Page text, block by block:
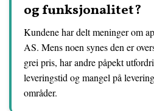
og funksjonalitet?
Kundene har delt meninger om
AS. Mens noen synes den er
grei pris, har andre påpekt
leveringstid og mangel på
områder.